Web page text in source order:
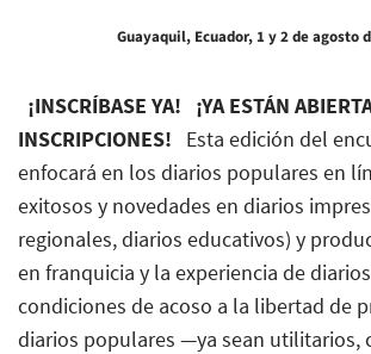
Guayaquil, Ecuador, 1 y 2 de agosto
¡INSCRÍBASE YA!
¡YA ESTÁN
INSCRIPCIONES! Esta edición del
enfocará en los diarios populares en
exitosos y novedades en diarios
regionales, diarios educativos) y
en franquicia y la experiencia de
condiciones de acoso a la libertad de
diarios populares —ya sean utilitarios,